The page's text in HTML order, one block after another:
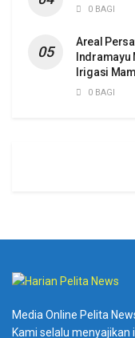
0 BAGI
Areal
Indramayu
Irigasi
0 BAGI
Media Online Pelita
Kami selalu